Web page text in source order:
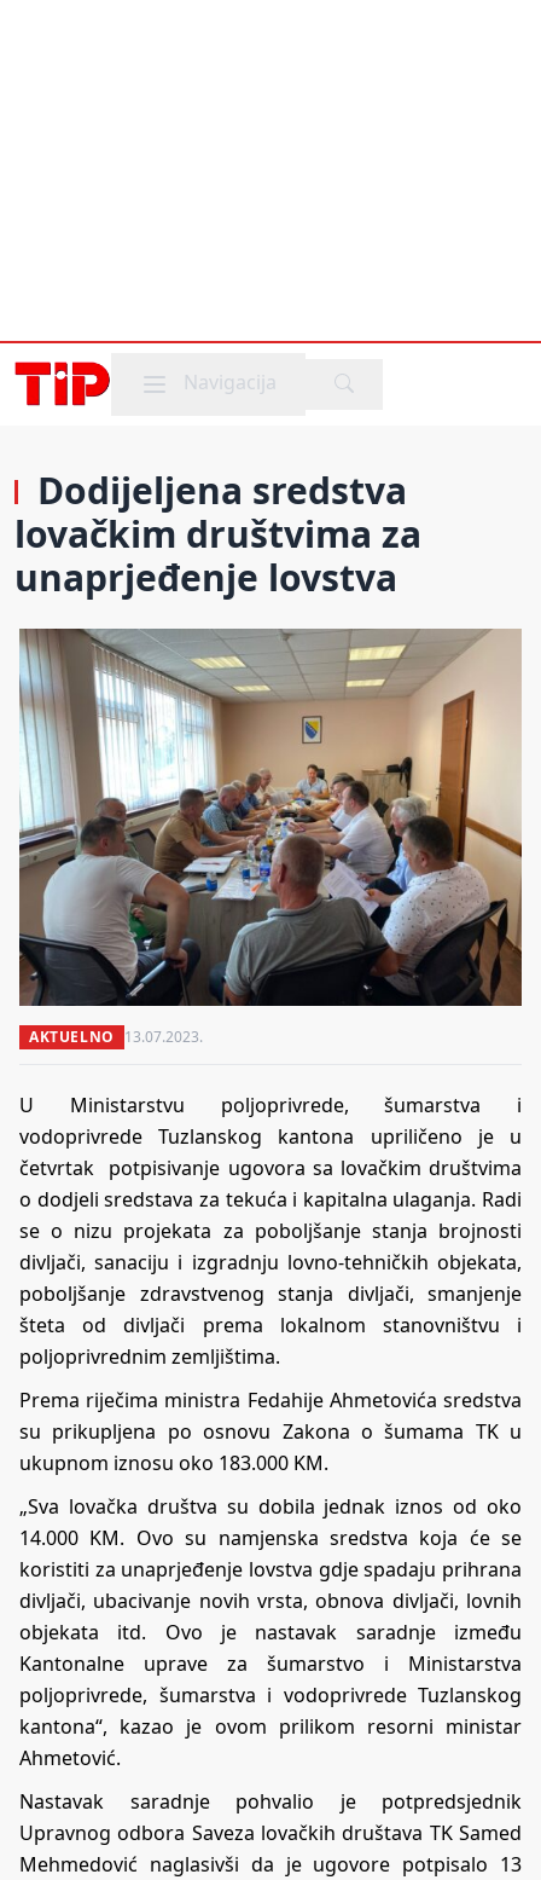
Mobile menu
Navigacija
Dodijeljena sredstva
lovačkim društvima za
unaprjeđenje lovstva
AKTUELNO 13.07.2023.
U Ministarstvu poljoprivrede, šumarstva i
vodoprivrede Tuzlanskog kantona upriličeno je u
četvrtak potpisivanje ugovora sa lovačkim društvima
o dodjeli sredstava za tekuća i kapitalna ulaganja. Radi
se o nizu projekata za poboljšanje stanja brojnosti
divljači, sanaciju i izgradnju lovno-tehničkih objekata,
poboljšanje zdravstvenog stanja divljači, smanjenje
šteta od divljači prema lokalnom stanovništvu i
poljoprivrednim zemljištima.
Prema riječima ministra Fedahije Ahmetovića sredstva
su prikupljena po osnovu Zakona o šumama TK u
ukupnom iznosu oko 183.000 KM.
„Sva lovačka društva su dobila jednak iznos od oko
14.000 KM. Ovo su namjenska sredstva koja će se
koristiti za unaprjeđenje lovstva gdje spadaju prihrana
divljači, ubacivanje novih vrsta, obnova divljači, lovnih
objekata itd. Ovo je nastavak saradnje između
Kantonalne uprave za šumarstvo i Ministarstva
poljoprivrede, šumarstva i vodoprivrede Tuzlanskog
kantona“, kazao je ovom prilikom resorni ministar
Ahmetović.
Nastavak saradnje pohvalio je potpredsjednik
Upravnog odbora Saveza lovačkih društava TK Samed
Mehmedović naglasivši da je ugovore potpisalo 13